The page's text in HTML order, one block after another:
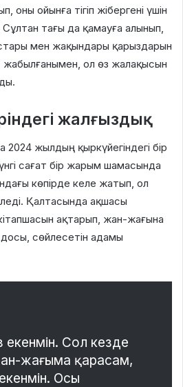
оны ойынға тігіп жібергені үшін
Сұлтан тағы да қамауға алынып,
мен жақындары қарыздарын
жабылғанымен, ол өз жалақысын
.
жалғыздық
жылдың қыркүйегіндегі бір
сағат бір жарым шамасында
көпірде келе жатып, ол
. Қалтасында ақшасы
ақтарып, жан-жағына
сөйлесетін адамы
екенмін. Сол кезде
жағыма қарасам,
Осы